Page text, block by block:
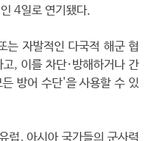
4일로 연기됐다.
는 자발적인 다국적 해군 협
, 이를 차단·방해하거나 간
방어 수단'을 사용할 수 있
럽, 아시아 국가들의 군사력